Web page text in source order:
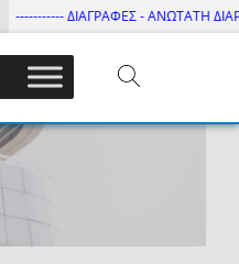
----------- ΔΙΑΓΡΑΦΕΣ - ΑΝΩΤΑΤΗ
– ΔΙ.ΠΑ.Ε